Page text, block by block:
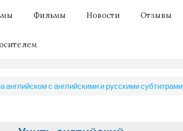
Фильмы Новости Отзывы
с английскими и русскими субтитрами